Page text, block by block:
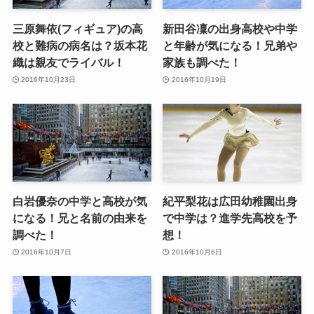
三原舞依(フィギュア)の高
校と難病の病名は？坂本花
織は親友でライバル！
2016年10月23日
新田谷凜の出身高校や中学
と年齢が気になる！兄弟や
家族も調べた！
2016年10月19日
白岩優奈の中学と高校が気
になる！兄と名前の由来を
調べた！
2016年10月7日
紀平梨花は広田幼稚園出身
で中学は？進学先高校を予
想！
2016年10月6日